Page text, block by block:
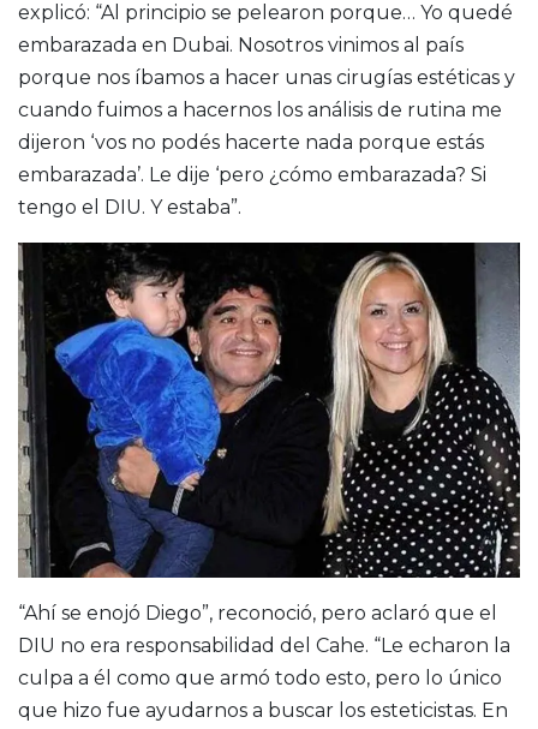
explicó: “Al principio se pelearon porque… Yo quedé
embarazada en Dubai. Nosotros vinimos al país
porque nos íbamos a hacer unas cirugías estéticas y
cuando fuimos a hacernos los análisis de rutina me
dijeron ‘vos no podés hacerte nada porque estás
embarazada’. Le dije ‘pero ¿cómo embarazada? Si
tengo el DIU. Y estaba”.
“Ahí se enojó Diego”, reconoció, pero aclaró que el
DIU no era responsabilidad del Cahe. “Le echaron la
culpa a él como que armó todo esto, pero lo único
que hizo fue ayudarnos a buscar los esteticistas. En